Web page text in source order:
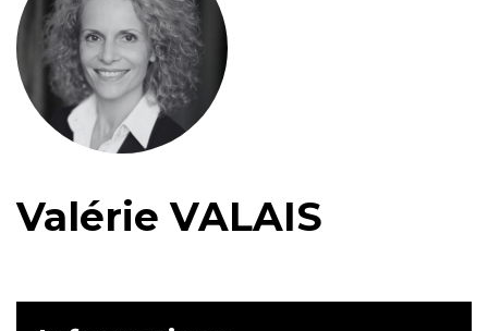
Valérie VALAIS